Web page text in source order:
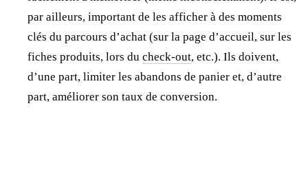
par ailleurs, important de les afficher à des moments
clés du parcours d’achat (sur la page d’accueil, sur les
fiches produits, lors du check-out, etc.). Ils doivent,
d’une part, limiter les abandons de panier et, d’autre
part, améliorer son taux de conversion.